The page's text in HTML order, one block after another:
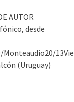
AUTOR
desde
(Uruguay)